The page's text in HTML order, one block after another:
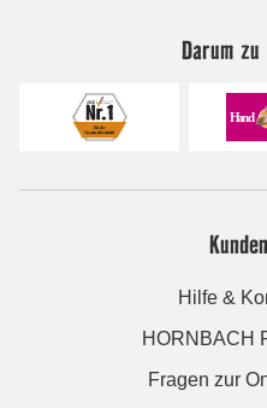
Darum zu
Hilfe &
HORNBACH
Fragen zur